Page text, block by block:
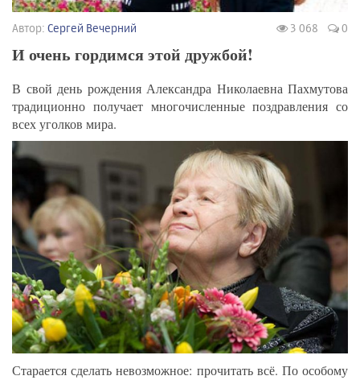
Автор: Сергей Вечерний 3 068 0
И очень гордимся этой дружбой!
В свой день рождения Александра Николаевна Пахмутова
традиционно получает многочисленные поздравления со
всех уголков мира.
Старается сделать невозможное: прочитать всё. По особому